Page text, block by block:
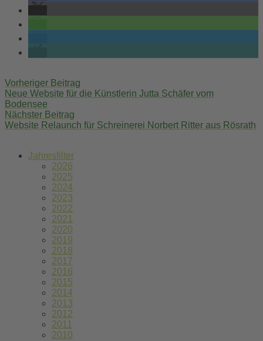
navigation
Vorheriger Beitrag
Neue Website für die Künstlerin Jutta Schäfer vom
Bodensee
Nächster Beitrag
Website Relaunch für Schreinerei Norbert Ritter aus Rösrath
Jahresfilter
2026
2025
2024
2023
2022
2021
2020
2019
2018
2017
2016
2015
2014
2013
2012
2011
2010